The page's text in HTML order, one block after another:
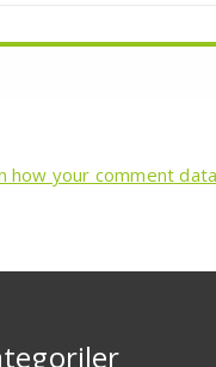
how your comment